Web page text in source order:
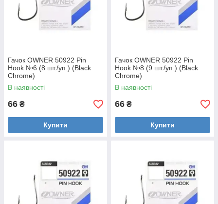
Гачок OWNER 50922 Pin
Hook №6 (8 шт./уп.) (Black
Chrome)
В наявності
66 ₴
Купити
Гачок OWNER 50922 Pin
Hook №8 (9 шт./уп.) (Black
Chrome)
В наявності
66 ₴
Купити